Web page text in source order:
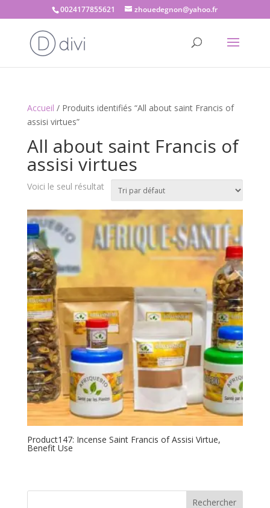
0024177855621 zhouedegnon@yahoo.fr
Accueil / Produits identifiés “All about saint Francis of
assisi virtues”
All about saint Francis of
assisi virtues
Voici le seul résultat
Product147: Incense Saint Francis of Assisi Virtue,
Benefit Use